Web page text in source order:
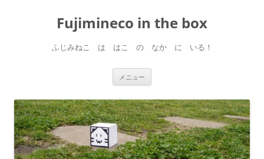
Fujimineco in the box
ふじみねこ は はこ の なか に いる！
メニュー